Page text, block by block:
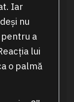
Iar
nu
a
lui
o palmă